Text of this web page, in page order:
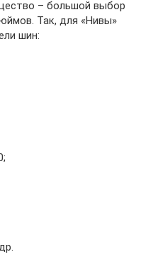
– большой выбор
Так, для «Нивы»
шин: